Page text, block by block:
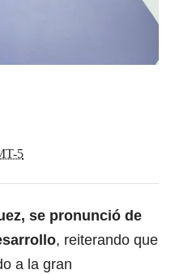
5
se pronunció de
, reiterando que
a la gran